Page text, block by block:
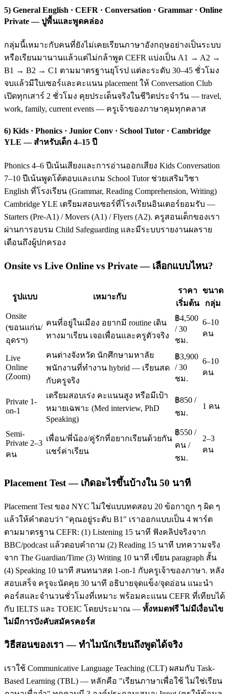
5) General English · CEFR · Conversation · Grammar · Online
Private — ปูพื้นและพูดคล่อง
กลุ่มนี้เหมาะกับคนที่ยังไม่เคยเรียนภาษาอังกฤษอย่างเป็นระบบ
หรือเรียนมานานแล้วแต่ไม่กล้าพูด CEFR แบ่งเป็น A1 → A2 →
B1 → B2 → C1 ตามมาตรฐานยุโรป แต่ละระดับ 30–45 ชั่วโมง
จบแล้วมีใบเซอร์และคะแนน placement ให้ Conversation Club
เปิดทุกเสาร์ 2 ชั่วโมง คุยประเด็นจริงในชีวิตประจำวัน — travel,
work, family, current events — ครูเจ้าของภาษาคุมทุกคลาส
6) Kids · Phonics · Junior Conv · School Tutor · Cambridge
YLE — สำหรับเด็ก 4–15 ปี
Phonics 4–6 ปีเน้นเสียงและการอ่านออกเสียง Kids Conversation
7–10 ปีเน้นพูดโต้ตอบและเกม School Tutor ช่วยเสริมวิชา
English ที่โรงเรียน (Grammar, Reading Comprehension, Writing)
Cambridge YLE เตรียมสอบเซอร์ที่โรงเรียนอินเตอร์ยอมรับ —
Starters (Pre-A1) / Movers (A1) / Flyers (A2). ครูสอนเด็กของเรา
ผ่านการอบรม Child Safeguarding และมีระบบรายงานผลราย
เดือนถึงผู้ปกครอง
Onsite vs Live Online vs Private — เลือกแบบไหน?
รูปแบบ เหมาะกับ
ราคา
เริ่มต้น
ขนาด
กลุ่ม
Onsite
(ขอนแก่น/
อุดรฯ)
คนที่อยู่ในเมือง อยากมี routine เดิน
ทางมาเรียน เจอเพื่อนและครูตัวจริง
฿4,500
/ 30
ชม.
6–10
คน
Live
Online
(Zoom)
คนต่างจังหวัด นักศึกษามหาลัย
พนักงานที่ทำงาน hybrid — เรียนสด
กับครูจริง
฿3,900
/ 30
ชม.
6–10
คน
Private 1-
on-1
เตรียมสอบเร่ง คะแนนสูง หรือมีเป้า
หมายเฉพาะ (Med interview, PhD
Speaking)
฿850 /
ชม.
1 คน
Semi-
Private 2–3
คน
เพื่อน/พี่น้อง/คู่รักที่อยากเรียนด้วยกัน
แชร์ค่าเรียน
฿550 /
คน /
ชม.
2–3
คน
Placement Test — เกิดอะไรขึ้นบ้างใน 50 นาที
Placement Test ของ NYC ไม่ใช่แบบทดสอบ 20 ข้อกาถูก ๆ ผิด ๆ
แล้วให้คำตอบว่า "คุณอยู่ระดับ B1" เราออกแบบเป็น 4 พาร์ต
ตามมาตรฐาน CEFR: (1) Listening 15 นาที ฟังคลิปจริงจาก
BBC/podcast แล้วตอบคำถาม (2) Reading 15 นาที บทความจริง
จาก The Guardian/Time (3) Writing 10 นาที เขียน paragraph สั้น
(4) Speaking 10 นาที สนทนาสด 1-on-1 กับครูเจ้าของภาษา. หลัง
สอบเสร็จ ครูจะนัดคุย 30 นาที อธิบายจุดแข็ง/จุดอ่อน แนะนำ
คอร์สและจำนวนชั่วโมงที่เหมาะ พร้อมคะแนน CEFR ที่เทียบได้
กับ IELTS และ TOEIC โดยประมาณ — ทั้งหมดฟรี ไม่มีเงื่อนไข
ไม่มีการบังคับสมัครคอร์ส
วิธีสอนของเรา — ทำไมนักเรียนถึงพูดได้จริง
เราใช้ Communicative Language Teaching (CLT) ผสมกับ Task-
Based Learning (TBL) — หลักคือ "เรียนภาษาเพื่อใช้ ไม่ใช่เรียน